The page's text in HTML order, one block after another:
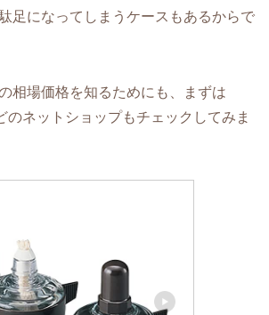
足になってしまうケースもあるからで
相場価格を知るためにも、まずは
のネットショップもチェックしてみま